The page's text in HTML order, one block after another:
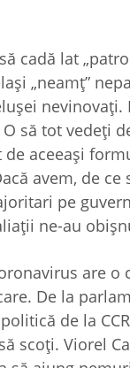
cadă lat
„neamţ”
nevinovaţi.
să tot vedeţi
aceeaşi
avem, de
pe
ne-au
are
De la
de la
scoţi. Viorel